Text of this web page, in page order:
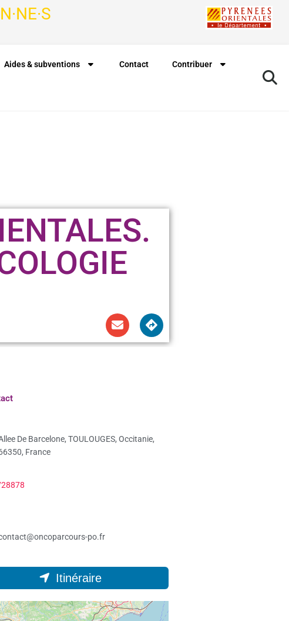
Aides & subventions Contact Contribuer
De Barcelone, TOULOUGES, Occitanie,
France
po.fr
Itinéraire